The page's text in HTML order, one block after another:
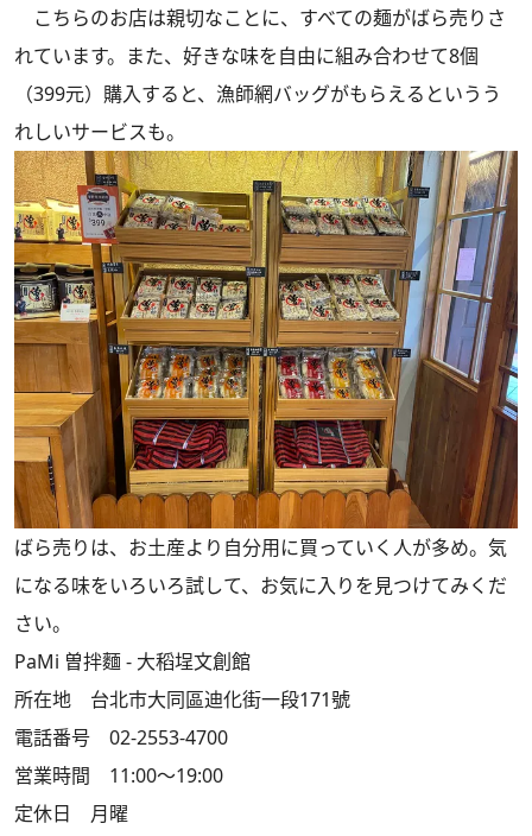
こちらのお店は親切なことに、すべての麺がばら売りさ
れています。また、好きな味を自由に組み合わせて8個
（399元）購入すると、漁師網バッグがもらえるというう
れしいサービスも。
ばら売りは、お土産より自分用に買っていく人が多め。気
になる味をいろいろ試して、お気に入りを見つけてみくだ
さい。
PaMi 曽拌麵 - 大稻埕文創館
所在地 台北市大同區迪化街一段171號
電話番号 02-2553-4700
営業時間 11:00～19:00
定休日 月曜